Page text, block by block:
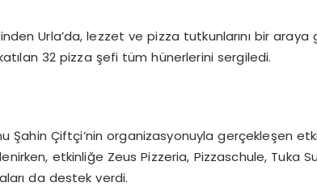
Urla’da, lezzet ve pizza tutkunlarını bir
32 pizza şefi tüm hünerlerini sergiledi.
Şahin Çiftçi’nin organizasyonuyla gerçekleşen
etkinliğe Zeus Pizzeria, Pizzaschule, Tuka
da destek verdi.